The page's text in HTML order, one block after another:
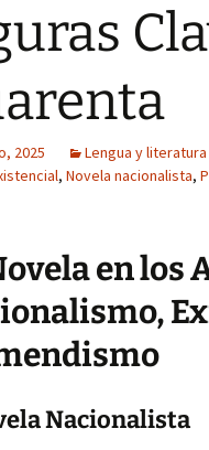
2025 Lengua y literatura
, Novela nacionalista,
en los
Nacionalista